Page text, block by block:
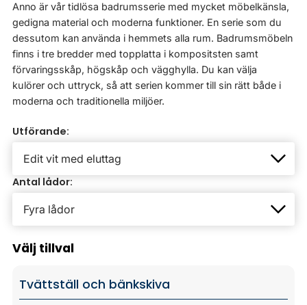
Anno är vår tidlösa badrumsserie med mycket möbelkänsla,
gedigna material och moderna funktioner. En serie som du
dessutom kan använda i hemmets alla rum. Badrumsmöbeln
finns i tre bredder med topplatta i kompositsten samt
förvaringsskåp, högskåp och vägghylla. Du kan välja
kulörer och uttryck, så att serien kommer till sin rätt både i
moderna och traditionella miljöer.
Utförande:
Antal lådor:
Välj tillval
Tvättställ och bänkskiva